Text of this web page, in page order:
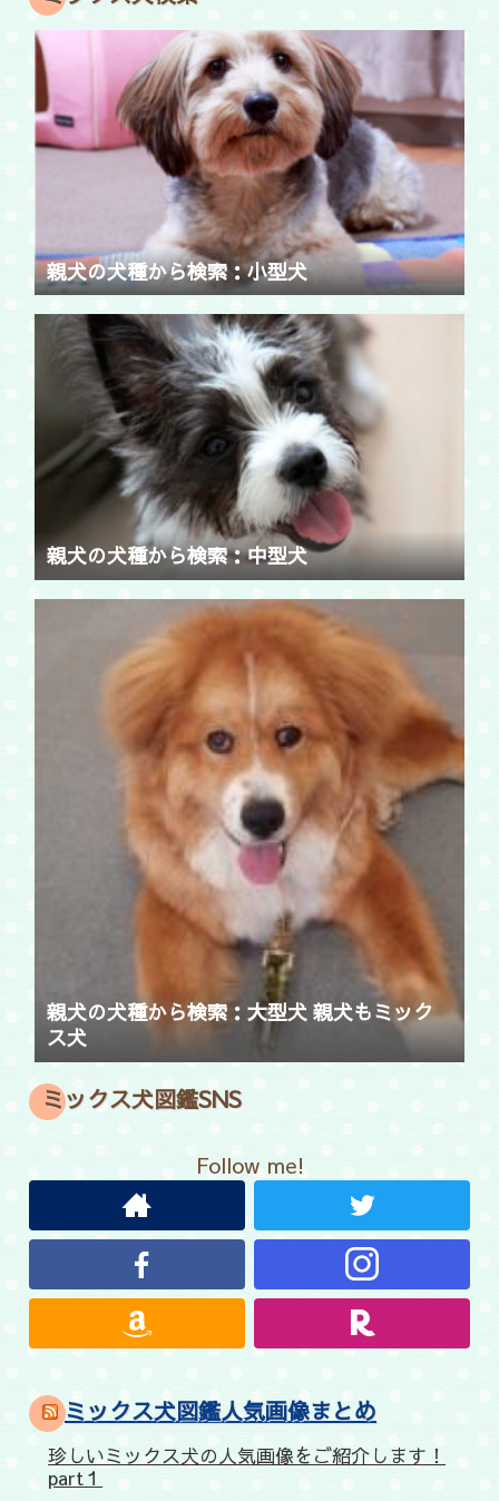
親犬の犬種から検索：小型犬
親犬の犬種から検索：中型犬
親犬の犬種から検索：大型犬 親犬もミック
ス犬
ミックス犬図鑑SNS
Follow me!
ミックス犬図鑑人気画像まとめ
珍しいミックス犬の人気画像をご紹介します！
part１